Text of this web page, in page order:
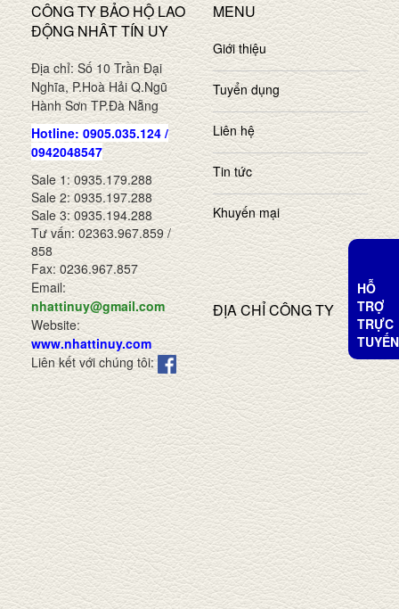
CÔNG TY BẢO HỘ LAO
ĐỘNG NHÂT TÍN UY
Địa chỉ: Số 10 Trần Đại
Nghĩa, P.Hoà Hải Q.Ngũ
Hành Sơn TP.Đà Nẵng
Hotline: 0905.035.124 /
0942048547
Sale 1: 0935.179.288
Sale 2: 0935.197.288
Sale 3: 0935.194.288
Tư vấn: 02363.967.859 /
858
Fax: 0236.967.857
Email:
nhattinuy@gmail.com
Website:
www.nhattinuy.com
Liên kết với chúng tôi:
MENU
Giới thiệu
Tuyển dụng
Liên hệ
Tin tức
Khuyến mại
ĐỊA CHỈ CÔNG TY
HỖ
TRỢ
TRỰC
TUYẾN